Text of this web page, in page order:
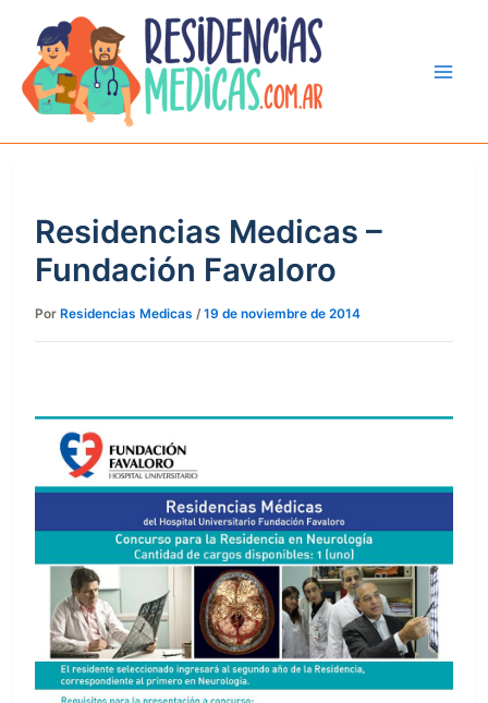
contenido
Residencias Medicas –
Fundación Favaloro
Por Residencias Medicas /19 de noviembre de 2014